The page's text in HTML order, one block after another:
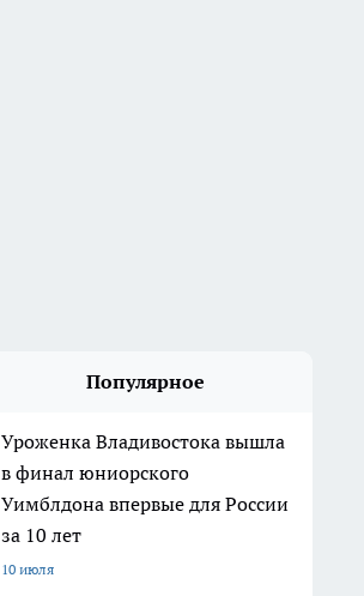
Популярное
Уроженка Владивостока вышла
в финал юниорского
Уимблдона впервые для России
за 10 лет
10 июля